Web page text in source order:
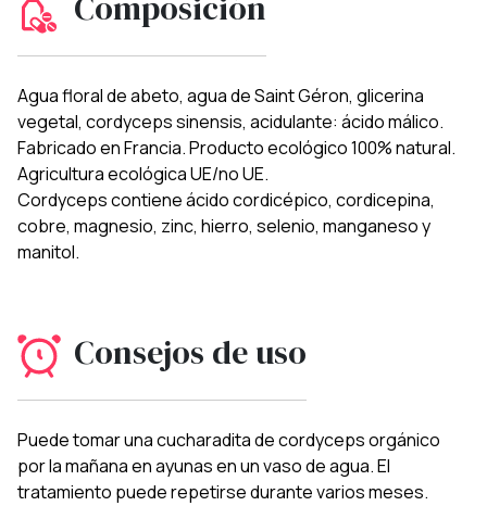
Agua floral de abeto, agua de Saint Géron, glicerina
vegetal, cordyceps sinensis, acidulante: ácido málico.
Fabricado en Francia. Producto ecológico 100% natural.
Agricultura ecológica UE/no UE.
Cordyceps contiene ácido cordicépico, cordicepina,
cobre, magnesio, zinc, hierro, selenio, manganeso y
manitol.
Consejos de uso
Puede tomar una cucharadita de cordyceps orgánico
por la mañana en ayunas en un vaso de agua. El
tratamiento puede repetirse durante varios meses.